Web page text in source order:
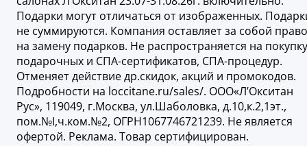
Подарки могут отличаться от изображенных.
не суммируются. Компания оставляет за собой право
на замену подарков. Не распространяется на покупку
подарочных и СПА-сертификатов, СПА-процедур.
Отменяет действие др.скидок, акций и промокодов.
Подробности на loccitane.ru/sales/. ООО«Л’Окситан
Рус», 119049, г.Москва, ул.Шаболовка, д.10,к.2,1эт.,
пом.№I,ч.ком.№2, ОГРН1067746721239. Не является
офертой. Реклама. Товар сертифицирован.